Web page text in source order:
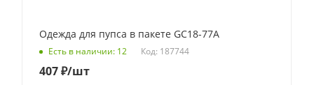
Одежда для пупса в пакете GC18-77A
Есть в наличии: 12 Код: 187744
407₽/шт